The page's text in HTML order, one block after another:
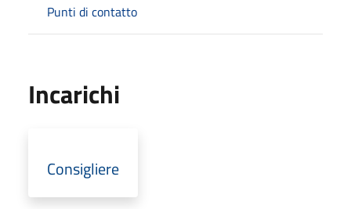
Punti di contatto
Incarichi
Consigliere